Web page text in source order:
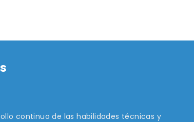
continuo de las habilidades técnicas y